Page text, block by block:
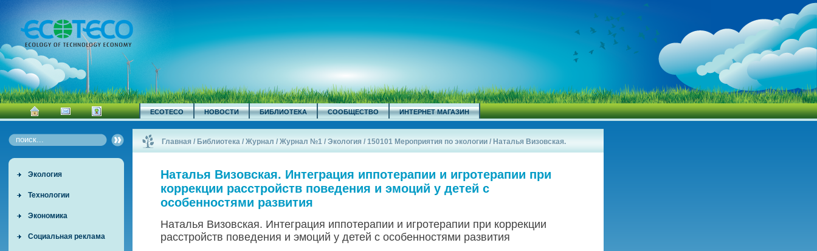
ECOTECO НОВОСТИ БИБЛИОТЕКА СООБЩЕСТВО ИНТЕРНЕТ МАГАЗИН
Экология
Технологии
Экономика
Социальная реклама
Главная / Библиотека /Журнал /Журнал №1 /Экология /150101 Мероприятия по экологии / Наталья Визовская.
Наталья Визовская. Интеграция иппотерапии и игротерапии при
коррекции расстройств поведения и эмоций у детей с
особенностями развития
Наталья Визовская. Интеграция иппотерапии и игротерапии при коррекции
расстройств поведения и эмоций у детей с особенностями развития